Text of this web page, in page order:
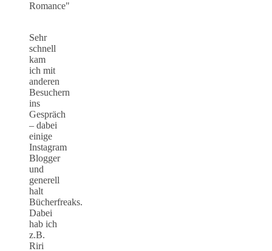
Sehr
schnell
kam
ich mit
anderen
Besuchern
ins
Gespräch
– dabei
einige
Instagram
Blogger
und
generell
halt
Bücherfreaks.
Dabei
hab ich
z.B.
Riri